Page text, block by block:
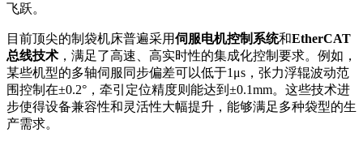
飞跃。
目前顶尖的制袋机床普遍采用伺服电机控制系统和EtherCAT
总线技术 ，满足了高速、高实时性的集成化控制要求。例如，
某些机型的多轴伺服同步偏差可以低于1μs，张力浮辊波动范
围控制在±0.2°，牵引定位精度则能达到±0.1mm。这些技术进
步使得设备兼容性和灵活性大幅提升，能够满足多种袋型的生
产需求。